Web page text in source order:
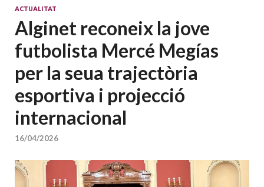
ACTUALITAT
Alginet reconeix la jove
futbolista Mercé Megías
per la seua trajectòria
esportiva i projecció
internacional
16/04/2026